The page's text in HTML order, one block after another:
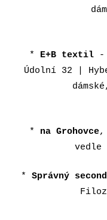
d
* E+B textil-
Údolní 32 |
d
* na Grohovce,
vedle
* Správný